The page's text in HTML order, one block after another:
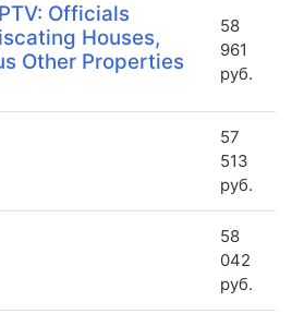
Officials
Houses,
Other Properties
58
961
руб.
57
513
руб.
58
042
руб.